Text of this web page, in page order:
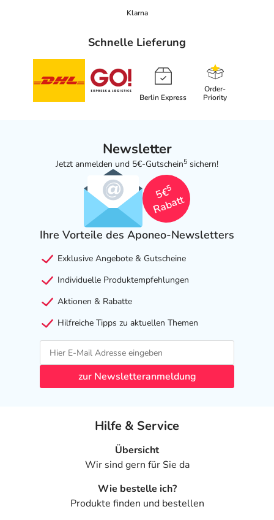
Klarna
Schnelle Lieferung
Berlin Express
Order-
Priority
Newsletter
Jetzt anmelden und 5€-Gutschein5 sichern!
5€
5
Rabatt
Ihre Vorteile des Aponeo-Newsletters
Exklusive Angebote & Gutscheine
Individuelle Produktempfehlungen
Aktionen & Rabatte
Hilfreiche Tipps zu aktuellen Themen
zur Newsletteranmeldung
Hilfe & Service
Übersicht
Wir sind gern für Sie da
Wie bestelle ich?
Produkte finden und bestellen